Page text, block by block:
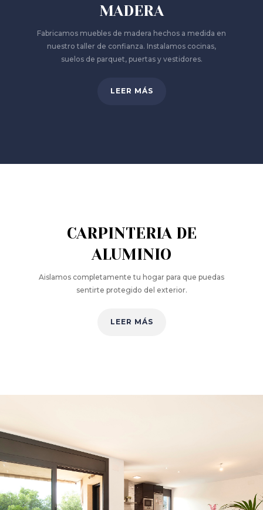
MADERA
Fabricamos muebles de madera hechos a medida en
nuestro taller de confianza. Instalamos cocinas,
suelos de parquet, puertas y vestidores.
LEER MÁS
CARPINTERIA DE
ALUMINIO
Aislamos completamente tu hogar para que puedas
sentirte protegido del exterior.
LEER MÁS